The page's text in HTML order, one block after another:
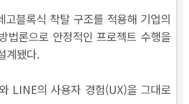
블록식 착탈 구조를 적용해 기업의
법론으로 안정적인 프로젝트 수행을
계됐다.
LINE의 사용자 경험(UX)을 그대로